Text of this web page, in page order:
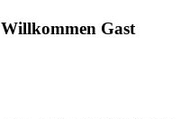
Willkommen Gast